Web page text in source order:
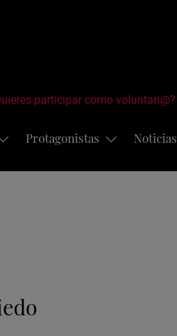
participar como voluntari@?
Protagonistas Noticias